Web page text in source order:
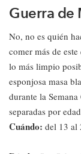
Guerra de
No, no es quién
comer más de
lo más limpio
esponjosa masa
durante la
separadas por
Cuándo: del 13 al